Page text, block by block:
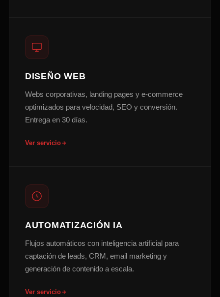
DISEÑO WEB
Webs corporativas, landing pages y e-commerce
optimizados para velocidad, SEO y conversión.
Entrega en 30 días.
Ver servicio
AUTOMATIZACIÓN IA
Flujos automáticos con inteligencia artificial para
captación de leads, CRM, email marketing y
generación de contenido a escala.
Ver servicio